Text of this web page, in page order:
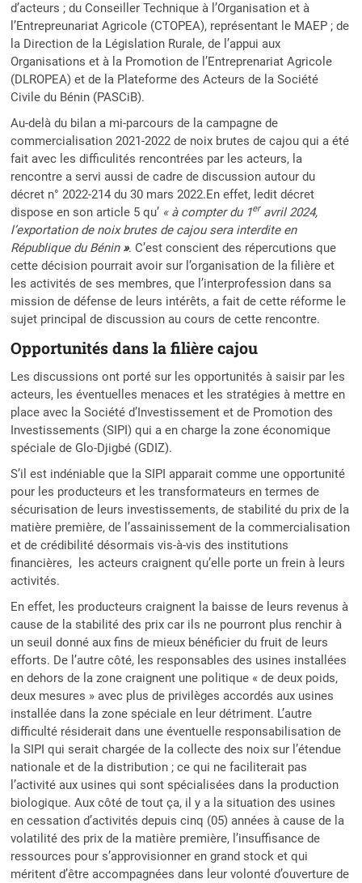
d’acteurs ; du Conseiller Technique à l’Organisation et à
l’Entrepreunariat Agricole (CTOPEA), représentant le MAEP ; de
la Direction de la Législation Rurale, de l’appui aux
Organisations et à la Promotion de l’Entreprenariat Agricole
(DLROPEA) et de la Plateforme des Acteurs de la Société
Civile du Bénin (PASCiB).
Au-delà du bilan a mi-parcours de la campagne de
commercialisation 2021-2022 de noix brutes de cajou qui a été
fait avec les difficulités rencontrées par les acteurs, la
rencontre a servi aussi de cadre de discussion autour du
décret n° 2022-214 du 30 mars 2022.En effet, ledit décret
dispose en son article 5 qu’ « à compter du 1er avril 2024,
l’exportation de noix brutes de cajou sera interdite en
République du Bénin». C’est conscient des répercutions que
cette décision pourrait avoir sur l’organisation de la filière et
les activités de ses membres, que l’interprofession dans sa
mission de défense de leurs intérêts, a fait de cette réforme le
sujet principal de discussion au cours de cette rencontre.
Opportunités dans la filière cajou
Les discussions ont porté sur les opportunités à saisir par les
acteurs, les éventuelles menaces et les stratégies à mettre en
place avec la Société d’Investissement et de Promotion des
Investissements (SIPI) qui a en charge la zone économique
spéciale de Glo-Djigbé (GDIZ).
S’il est indéniable que la SIPI apparait comme une opportunité
pour les producteurs et les transformateurs en termes de
sécurisation de leurs investissements, de stabilité du prix de la
matière première, de l’assainissement de la commercialisation
et de crédibilité désormais vis-à-vis des institutions
financières, les acteurs craignent qu’elle porte un frein à leurs
activités.
En effet, les producteurs craignent la baisse de leurs revenus à
cause de la stabilité des prix car ils ne pourront plus renchir à
un seuil donné aux fins de mieux bénéficier du fruit de leurs
efforts. De l’autre côté, les responsables des usines installées
en dehors de la zone craignent une politique « de deux poids,
deux mesures » avec plus de privilèges accordés aux usines
installée dans la zone spéciale en leur détriment. L’autre
difficulté résiderait dans une éventuelle responsabilisation de
la SIPI qui serait chargée de la collecte des noix sur l’étendue
nationale et de la distribution ; ce qui ne faciliterait pas
l’activité aux usines qui sont spécialisées dans la production
biologique. Aux côté de tout ça, il y a la situation des usines
en cessation d’activités depuis cinq (05) années à cause de la
volatilité des prix de la matière première, l’insuffisance de
ressources pour s’approvisionner en grand stock et qui
méritent d’être accompagnées dans leur volonté d’ouverture de